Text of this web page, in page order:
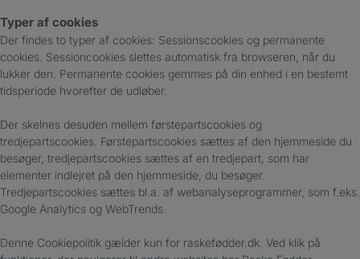
Typer af cookies
Der findes to typer af cookies: Sessionscookies og permanente
cookies. Sessioncookies slettes automatisk fra browseren, når du
lukker den. Permanente cookies gemmes på din enhed i en bestemt
tidsperiode hvorefter de udløber.
Der skelnes desuden mellem førstepartscookies og
tredjepartscookies. Førstepartscookies sættes af den hjemmeside du
besøger, tredjepartscookies sættes af en tredjepart, som har
elementer indlejret på den hjemmeside, du besøger.
Tredjepartscookies sættes bl.a. af webanalyseprogrammer, som f.eks.
Google Analytics og WebTrends.
Denne Cookiepolitik gælder kun for raskefødder.dk. Ved klik på